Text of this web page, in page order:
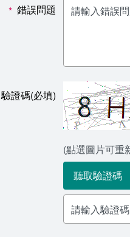
* 錯誤問題
驗證碼(必填)
(點選圖片可重
聽取驗證碼